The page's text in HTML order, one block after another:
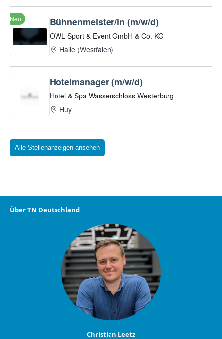
Alle Stellenanzeigen ansehen
Über TN Deutschland
Christian Leetz